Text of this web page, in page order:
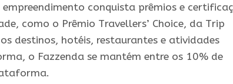
conquista prêmios e
como o Prêmio Travellers’ Choice, da Trip
destinos, hotéis, restaurantes e atividades
o Fazzenda se mantém entre os 10% de